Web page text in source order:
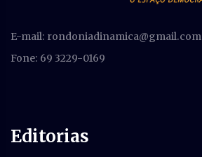
E-mail: rondoniadinamica@gmail.com
Fone: 69 3229-0169
Editorias